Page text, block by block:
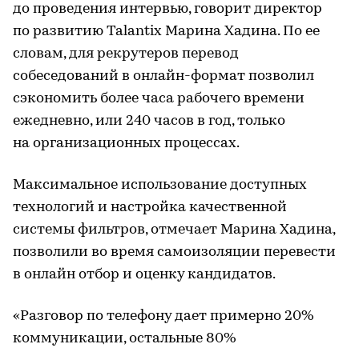
до проведения интервью, говорит директор
по развитию Talantix Марина Хадина. По ее
словам, для рекрутеров перевод
собеседований в онлайн-формат позволил
сэкономить более часа рабочего времени
ежедневно, или 240 часов в год, только
на организационных процессах.
Максимальное использование доступных
технологий и настройка качественной
системы фильтров, отмечает Марина Хадина,
позволили во время самоизоляции перевести
в онлайн отбор и оценку кандидатов.
«Разговор по телефону дает примерно 20%
коммуникации, остальные 80%